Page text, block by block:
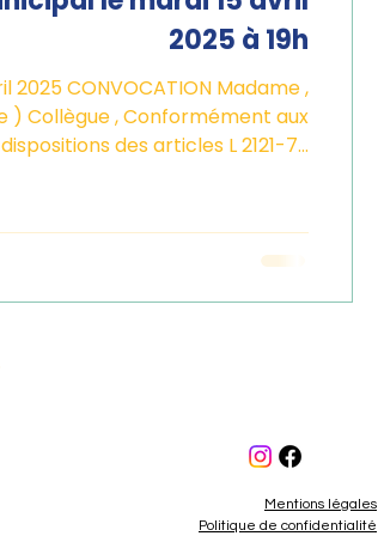
2025 à 19h
Conformément aux
dispositions des articles L 2121-7...
Mentions légales
Politique de confidentialité